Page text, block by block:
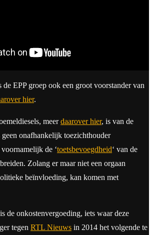
de EPP groep ook een groot voorstander van
hier.
meerdaarover hier, is van de
onafhankelijk toezichthouder
de ‘toetsbevoegdheid‘ van de
Zolang er maar niet een orgaan
beïnvloeding, kan komen met
de onkostenvergoeding, iets waar deze
tegen RTL Nieuws in 2014 het volgende te